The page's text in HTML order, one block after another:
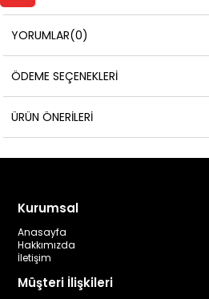
YORUMLAR(0)
ÖDEME SEÇENEKLERI
ÜRÜN ÖNERILERI
Kurumsal
Anasayfa
Hakkımızda
İletişim
Müşteri İlişkileri